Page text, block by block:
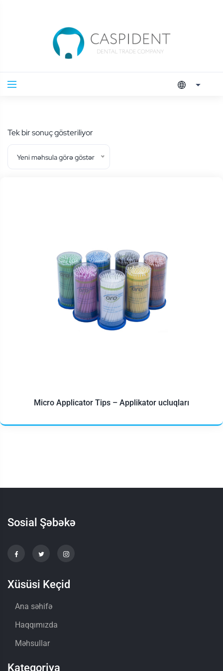
Tek bir sonuç gösteriliyor
Yeni məhsula görə göstər
Micro Applicator Tips – Applikator ucluqları
Sosial Şəbəkə
Xüsüsi Keçid
Ana səhifə
Haqqımızda
Məhsullar
Kateqoriya